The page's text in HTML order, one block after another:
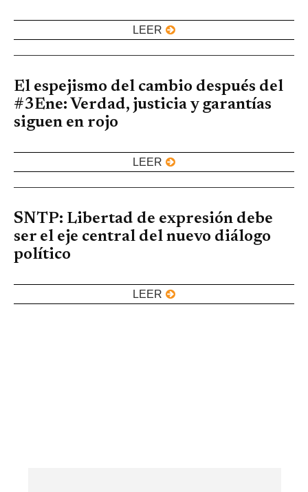
LEER
El espejismo del cambio después del
#3Ene: Verdad, justicia y garantías
siguen en rojo
LEER
SNTP: Libertad de expresión debe
ser el eje central del nuevo diálogo
político
LEER